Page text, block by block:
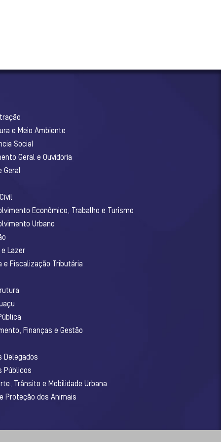
e Meio Ambiente
Social
Geral e Ouvidoria
Geral
Econômico, Trabalho e Turismo
Urbano
Lazer
e Fiscalização Tributária
Finanças e Gestão
Delegados
Públicos
Trânsito e Mobilidade Urbana
Proteção dos Animais